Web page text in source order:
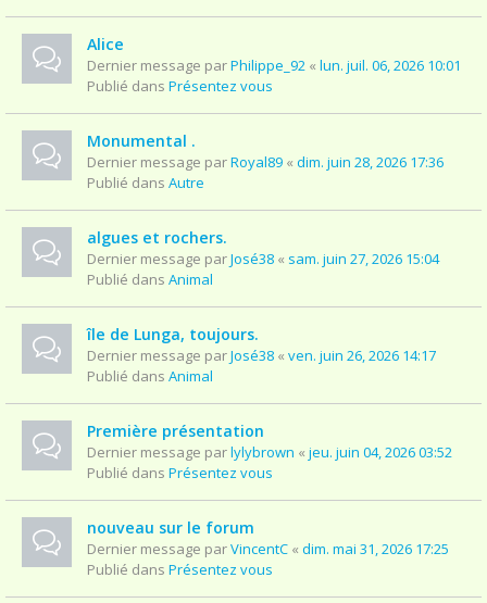
Alice
Dernier message parPhilippe_92 « lun. juil. 06, 2026 10:01
Publié dans Présentez vous
Monumental .
Dernier message parRoyal89 « dim. juin 28, 2026 17:36
Publié dans Autre
algues et rochers.
Dernier message parJosé38 « sam. juin 27, 2026 15:04
Publié dans Animal
île de Lunga, toujours.
Dernier message parJosé38 « ven. juin 26, 2026 14:17
Publié dans Animal
Première présentation
Dernier message parlylybrown « jeu. juin 04, 2026 03:52
Publié dans Présentez vous
nouveau sur le forum
Dernier message parVincentC « dim. mai 31, 2026 17:25
Publié dans Présentez vous